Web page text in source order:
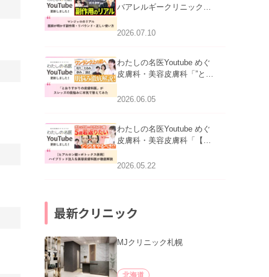
バアレルギークリニック札
医師が明かす副作用・リバ
2026.07.10
わたしの名医Youtube めぐ
皮膚科・美容皮膚科「”とお
ッズの肌悩みに本気で答え
2026.06.05
わたしの名医Youtube めぐ
皮膚科・美容皮膚科「【ヒ
用】ハイブリッド注入を美
2026.05.22
最新クリニック
MJクリニック札幌
北海道